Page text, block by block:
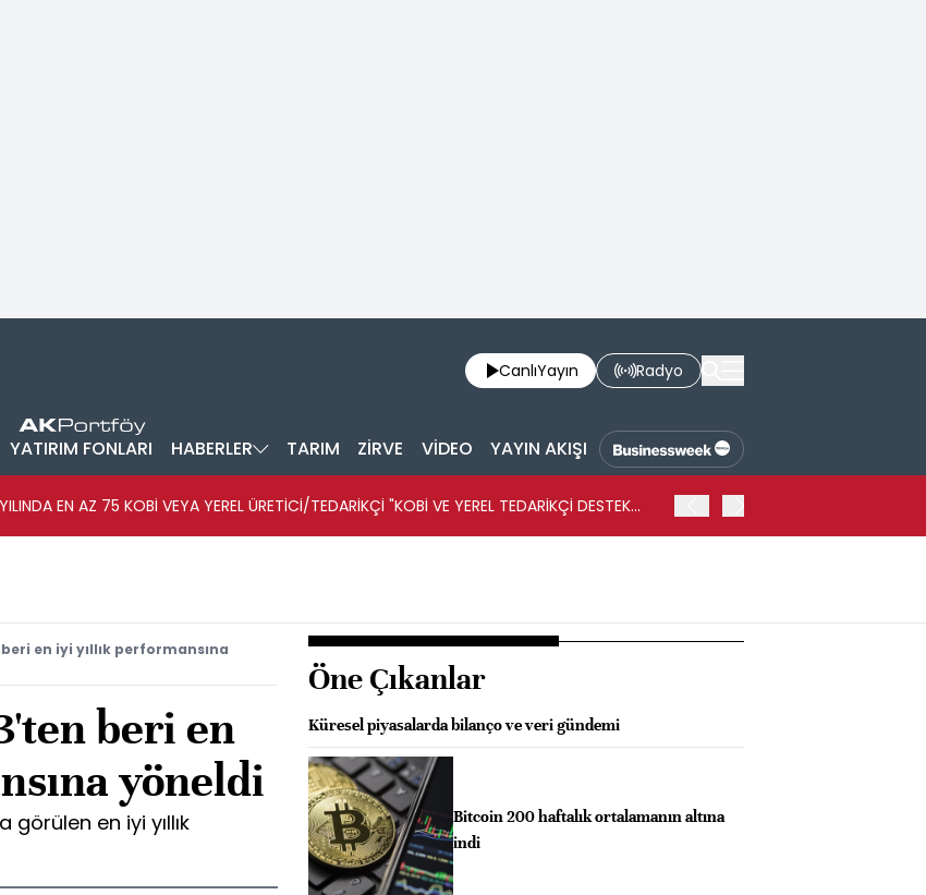
CanlıYayın Radyo
YATIRIM FONLARI HABERLER TARIM ZİRVE VİDEO YAYIN AKIŞI
EN AZ 75 KOBİ VEYA YEREL ÜRETİCİ/TEDARİKÇİ "KOBİ VE YEREL TEDARİKÇİ DESTEK
en iyi yıllık performansına
beri en
yöneldi
görülen en iyi yıllık
Öne Çıkanlar
Küresel piyasalarda bilanço ve veri gündemi
Bitcoin 200 haftalık ortalamanın altına
indi